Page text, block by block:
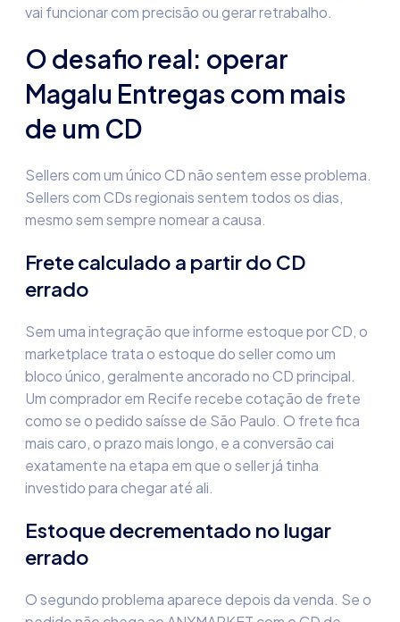
vai funcionar com precisão ou gerar retrabalho.
O desafio real: operar
Magalu Entregas com mais
de um CD
Sellers com um único CD não sentem esse problema.
Sellers com CDs regionais sentem todos os dias,
mesmo sem sempre nomear a causa.
Frete calculado a partir do CD
errado
Sem uma integração que informe estoque por CD, o
marketplace trata o estoque do seller como um
bloco único, geralmente ancorado no CD principal.
Um comprador em Recife recebe cotação de frete
como se o pedido saísse de São Paulo. O frete fica
mais caro, o prazo mais longo, e a conversão cai
exatamente na etapa em que o seller já tinha
investido para chegar até ali.
Estoque decrementado no lugar
errado
O segundo problema aparece depois da venda. Se o